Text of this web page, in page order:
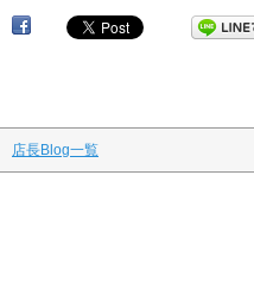
店長Blog一覧